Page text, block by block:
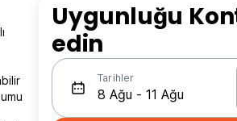
Uygunluğu
edin
Tarihler